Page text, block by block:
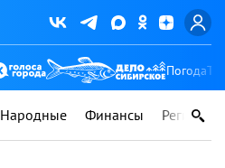
Погода
Народные Финансы Регионы